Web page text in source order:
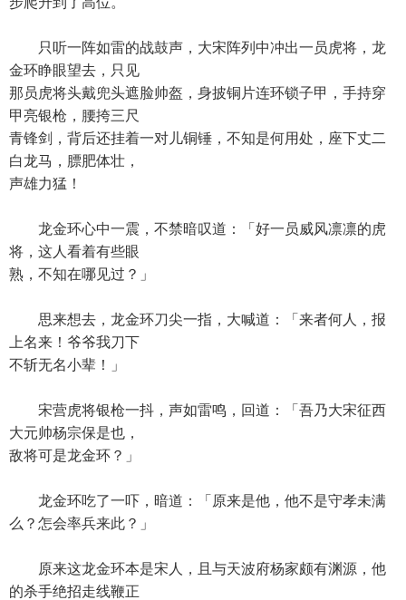
只听一阵如雷的战鼓声，大宋阵列中冲出一员虎将，龙
金环睁眼望去，只见
那员虎将头戴兜头遮脸帅盔，身披铜片连环锁子甲，手持穿
甲亮银枪，腰挎三尺
青锋剑，背后还挂着一对儿铜锤，不知是何用处，座下丈二
白龙马，膘肥体壮，
声雄力猛！
龙金环心中一震，不禁暗叹道：「好一员威风凛凛的虎
将，这人看着有些眼
熟，不知在哪见过？」
思来想去，龙金环刀尖一指，大喊道：「来者何人，报
上名来！爷爷我刀下
不斩无名小辈！」
宋营虎将银枪一抖，声如雷鸣，回道：「吾乃大宋征西
大元帅杨宗保是也，
敌将可是龙金环？」
龙金环吃了一吓，暗道：「原来是他，他不是守孝未满
么？怎会率兵来此？」
原来这龙金环本是宋人，且与天波府杨家颇有渊源，他
的杀手绝招走线鞭正